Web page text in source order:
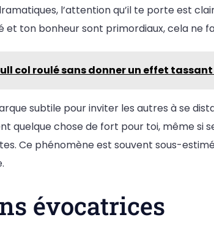
l’attention qu’il te porte est
et ton bonheur sont primordiaux, cela ne
col roulé sans donner un effet tassant
subtile pour inviter les autres à se
quelque chose de fort pour toi, même si
Ce phénomène est souvent sous-
évocatrices